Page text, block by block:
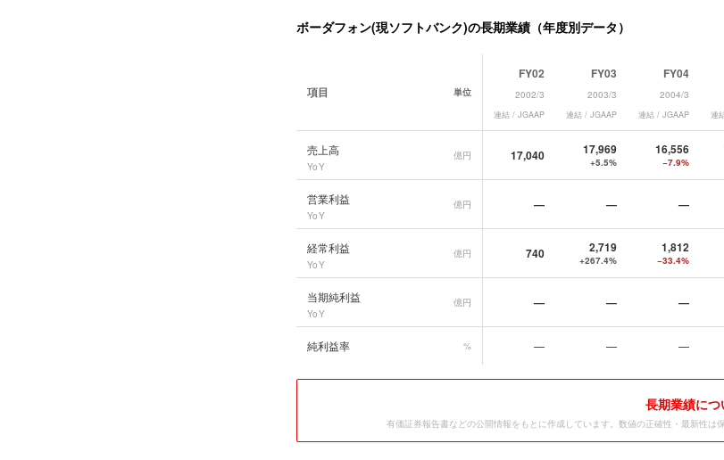
ボーダフォン(現ソフトバンク)の長期業績（年度別データ）
項目 単位
FY02
2002/3
連結 / JGAAP
FY03
2003/3
連結 / JGAAP
FY04
2004/3
連結 / JGAAP 連
売上高
YoY
億円 17,040 17,969
+5.5%
16,556
−7.9%
営業利益
YoY
億円 — — —
経常利益
YoY
億円 740 2,719
+267.4%
1,812
−33.4%
当期純利益
YoY
億円 — — —
純利益率 % — — —
長期業績に
有価証券報告書などの公開情報をもとに作成しています。数値の正確性・最新性は